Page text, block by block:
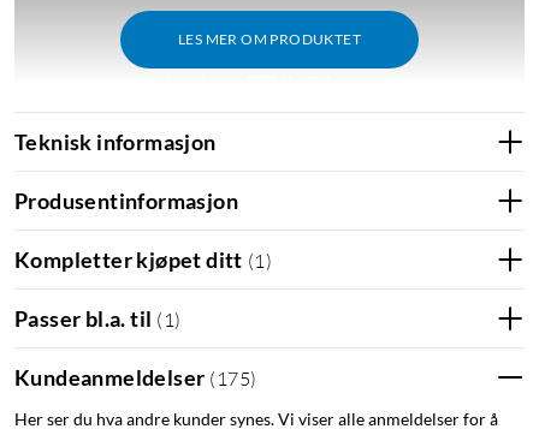
LES MER OM PRODUKTET
Teknisk informasjon
Produsentinformasjon
Kompletter kjøpet ditt (1 )
Passer bl.a. til ( 1 )
Kundeanmeldelser ( 175)
Her ser du hva andre kunder synes. Vi viser alle anmeldelser for å